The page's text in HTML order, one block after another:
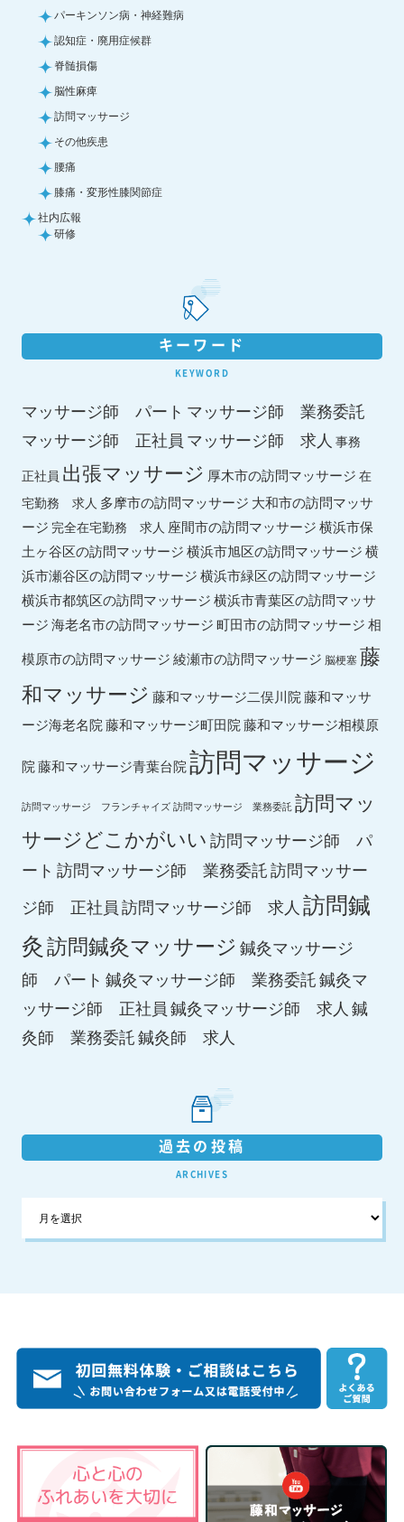
パーキンソン病・神経難病
認知症・廃用症候群
脊髄損傷
脳性麻痺
訪問マッサージ
その他疾患
腰痛
膝痛・変形性膝関節症
社内広報
研修
キーワード
KEYWORD
マッサージ師 パート マッサージ師 業務委託
マッサージ師 正社員 マッサージ師 求人 事務
正社員 出張マッサージ 厚木市の訪問マッサージ 在
宅勤務 求人 多摩市の訪問マッサージ 大和市の訪問マッサ
ージ 完全在宅勤務 求人 座間市の訪問マッサージ横浜市保
土ヶ谷区の訪問マッサージ横浜市旭区の訪問マッサージ横
浜市瀬谷区の訪問マッサージ横浜市緑区の訪問マッサージ
横浜市都筑区の訪問マッサージ横浜市青葉区の訪問マッサ
ージ海老名市の訪問マッサージ町田市の訪問マッサージ相
模原市の訪問マッサージ綾瀬市の訪問マッサージ 脳梗塞藤
和マッサージ 藤和マッサージ二俣川院藤和マッサ
ージ海老名院藤和マッサージ町田院藤和マッサージ相模原
院藤和マッサージ青葉台院訪問マッサージ
訪問マッサージ フランチャイズ 訪問マッサージ 業務委託 訪問マッ
サージどこかがいい 訪問マッサージ師 パ
ート 訪問マッサージ師 業務委託訪問マッサー
ジ師 正社員 訪問マッサージ師 求人 訪問鍼
灸訪問鍼灸マッサージ 鍼灸マッサージ
師 パート 鍼灸マッサージ師 業務委託鍼灸マ
ッサージ師 正社員 鍼灸マッサージ師 求人 鍼
灸師 業務委託鍼灸師 求人
過去の投稿
ARCHIVES